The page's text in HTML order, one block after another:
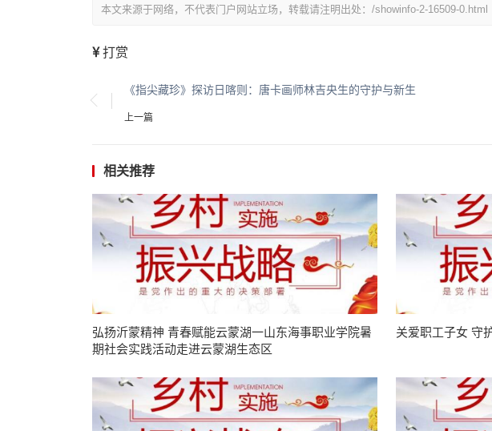
本文来源于网络，不代表门户网站立场，转载请注明出处：/showinfo-2-16509-0.html
打赏
《指尖藏珍》探访日喀则：唐卡画师林吉央生的守护与新生
上一篇
相关推荐
弘扬沂蒙精神 青春赋能云蒙湖一山东海事职业学院暑
期社会实践活动走进云蒙湖生态区
关爱职